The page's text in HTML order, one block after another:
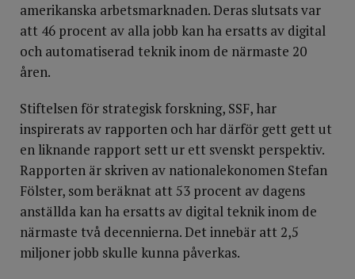
amerikanska arbetsmarknaden. Deras slutsats var
att 46 procent av alla jobb kan ha ersatts av digital
och automatiserad teknik inom de närmaste 20
åren.
Stiftelsen för strategisk forskning, SSF, har
inspirerats av rapporten och har därför gett gett ut
en liknande rapport sett ur ett svenskt perspektiv.
Rapporten är skriven av nationalekonomen Stefan
Fölster, som beräknat att 53 procent av dagens
anställda kan ha ersatts av digital teknik inom de
närmaste två decennierna. Det innebär att 2,5
miljoner jobb skulle kunna påverkas.